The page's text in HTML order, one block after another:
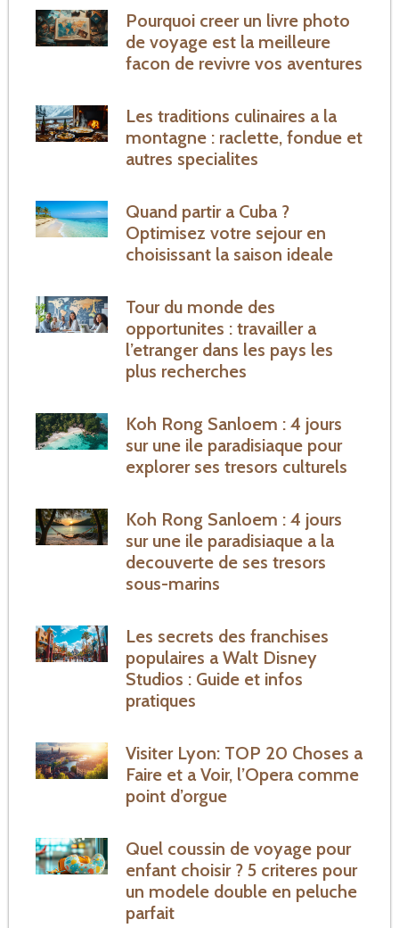
Pourquoi creer un livre photo
de voyage est la meilleure
facon de revivre vos aventures
Les traditions culinaires a la
montagne : raclette, fondue et
autres specialites
Quand partir a Cuba ?
Optimisez votre sejour en
choisissant la saison ideale
Tour du monde des
opportunites : travailler a
l’etranger dans les pays les
plus recherches
Koh Rong Sanloem : 4 jours
sur une ile paradisiaque pour
explorer ses tresors culturels
Koh Rong Sanloem : 4 jours
sur une ile paradisiaque a la
decouverte de ses tresors
sous-marins
Les secrets des franchises
populaires a Walt Disney
Studios : Guide et infos
pratiques
Visiter Lyon: TOP 20 Choses a
Faire et a Voir, l’Opera comme
point d’orgue
Quel coussin de voyage pour
enfant choisir ? 5 criteres pour
un modele double en peluche
parfait